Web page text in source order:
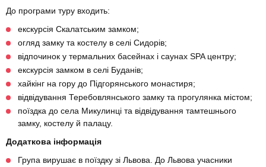
До програми туру входить:
екскурсія Скалатським замком;
огляд замку та костелу в селі Сидорів;
відпочинок у термальних басейнах і саунах SPA центру;
екскурсія замком в селі Буданів;
хайкінг на гору до Підгорянського монастиря;
відвідування Теребовлянського замку та прогулянка містом;
поїздка до села Микулинці та відвідування тамтешнього
замку, костелу й палацу.
Додаткова інформація
Група вирушає в поїздку зі Львова. До Львова учасники